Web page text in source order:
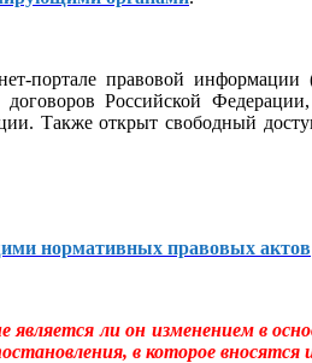
портале правовой информации
Российской
Также открыт свободный
нормативных правовых актов
ли он изменением в
в которое вносятся